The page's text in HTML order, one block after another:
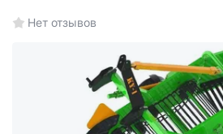
Нет отзывов